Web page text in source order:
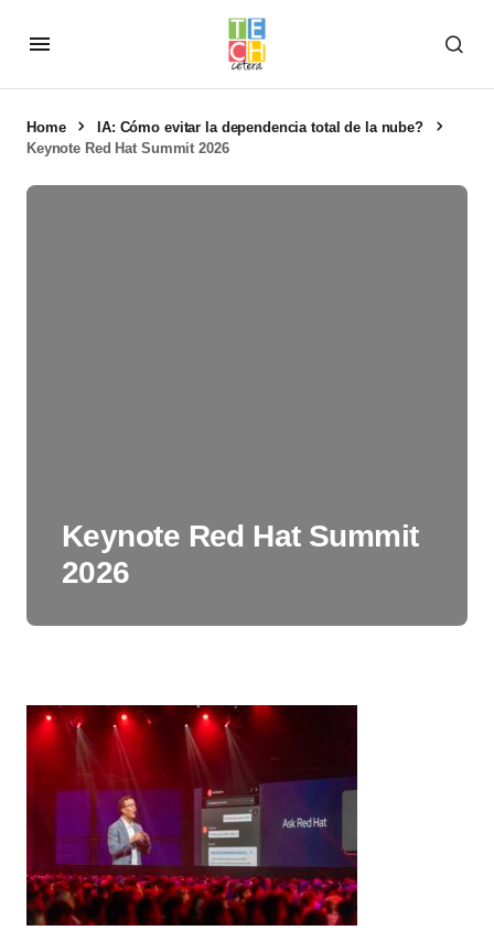
Home
IA: Cómo evitar la dependencia total de la nube?
Keynote Red Hat Summit 2026
Keynote Red Hat Summit
2026